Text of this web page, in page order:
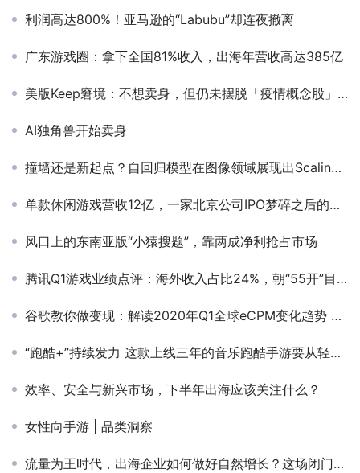
利润高达800%！亚马逊的“Labubu”却连夜撤离
广东游戏圈：拿下全国81%收入，出海年营收高达385亿
美版Keep窘境：不想卖身，但仍未摆脱「疫情概念股」之称 | 海外周选
AI独角兽开始卖身
撞墙还是新起点？自回归模型在图像领域展现出Scaling潜力
单款休闲游戏营收12亿，一家北京公司IPO梦碎之后的自救？
风口上的东南亚版“小猿搜题”，靠两成净利抢占市场
腾讯Q1游戏业绩点评：海外收入占比24%，朝“55开”目标负重前进
谷歌教你做变现：解读2020年Q1全球eCPM变化趋势 ，怎么玩转激励视频、全屏广告
“跑酷+”持续发力 这款上线三年的音乐跑酷手游要从轻度转向中度
效率、安全与新兴市场，下半年出海应该关注什么？
女性向手游 | 品类洞察
流量为王时代，出海企业如何做好自然增长？这场闭门会给出了答案